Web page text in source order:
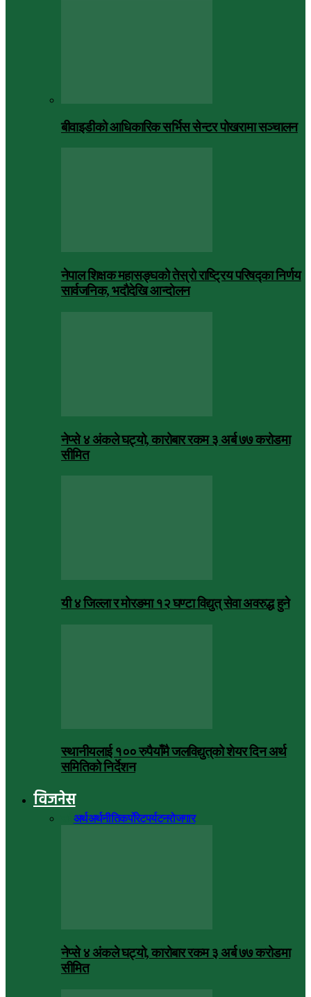
बीवाइडीको आधिकारिक सर्भिस सेन्टर पोखरामा सञ्चालन
नेपाल शिक्षक महासङ्घको तेस्रो राष्ट्रिय परिषद्का निर्णय
सार्वजनिक, भदाैदेखि आन्दाेलन
नेप्से ४ अंकले घट्यो, कारोबार रकम ३ अर्ब ७७ करोडमा
सीमित
यी ४ जिल्ला र मोरङमा १२ घण्टा विद्युत् सेवा अवरुद्ध हुने
स्थानीयलाई १०० रुपैयाँमै जलविद्युत्‌को शेयर दिन अर्थ
समितिको निर्देशन
विजनेस
अर्थअर्थनीतिकर्पोरेटपर्यटनरोजगार
नेप्से ४ अंकले घट्यो, कारोबार रकम ३ अर्ब ७७ करोडमा
सीमित